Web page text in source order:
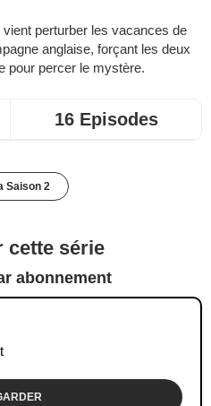
perturber les vacances de
anglaise, forçant les deux
pour percer le mystère.
16 Episodes
Saison 2
cette série
abonnement